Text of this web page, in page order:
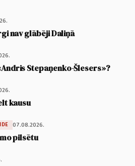
nav glābēji Daliņā
Stepaņenko-Šlesers»?
kausu
07.08.2026.
pilsētu